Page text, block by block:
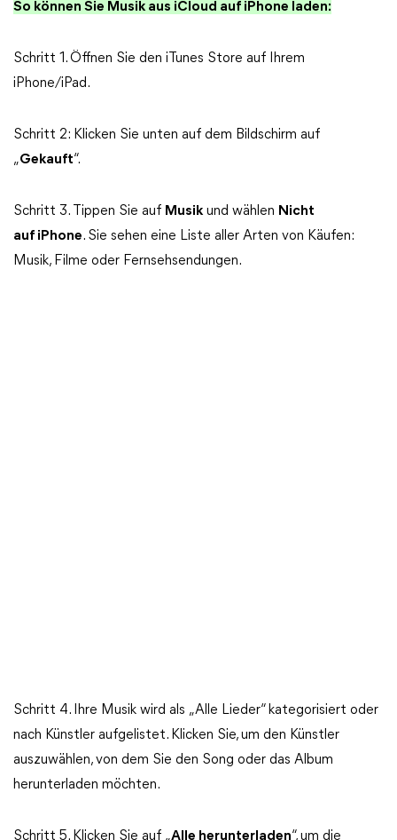
So können Sie Musik aus iCloud auf iPhone laden:
Schritt 1. Öffnen Sie den iTunes Store auf Ihrem
iPhone/iPad.
Schritt 2: Klicken Sie unten auf dem Bildschirm auf
„Gekauft“.
Schritt 3. Tippen Sie auf Musik und wählen Nicht
auf iPhone. Sie sehen eine Liste aller Arten von Käufen:
Musik, Filme oder Fernsehsendungen.
Schritt 4. Ihre Musik wird als „Alle Lieder“ kategorisiert oder
nach Künstler aufgelistet. Klicken Sie, um den Künstler
auszuwählen, von dem Sie den Song oder das Album
herunterladen möchten.
Schritt 5. Klicken Sie auf „Alle herunterladen“, um die